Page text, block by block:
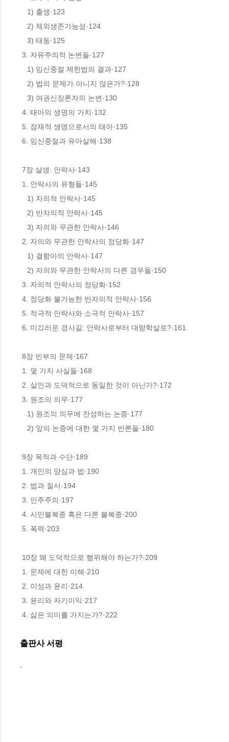
1) 출생·123
2) 체외생존가능성·124
3) 태동·125
1) 임신중절 제한법의 결과·127
2) 법의 문제가 아니지 않은가?·128
3) 여권신장론자의 논변·130
1) 자의적 안락사·145
2) 반자의적 안락사·145
3) 자의와 무관한 안락사·146
1) 결함아의 안락사·147
2) 자의와 무관한 안락사의 다른 경우들·150
1) 원조의 의무에 찬성하는 논증·177
2) 앞의 논증에 대한 몇 가지 반론들·180
4. 삶은 의미를 가지는가?·222
출판사 서평
-